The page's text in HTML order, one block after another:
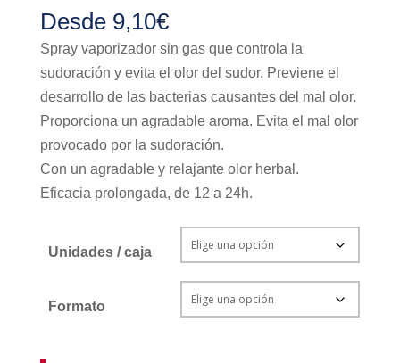
Desde 9,10€
Spray vaporizador sin gas que controla la
sudoración y evita el olor del sudor. Previene el
desarrollo de las bacterias causantes del mal olor.
Proporciona un agradable aroma. Evita el mal olor
provocado por la sudoración.
Con un agradable y relajante olor herbal.
Eficacia prolongada, de 12 a 24h.
Unidades / caja
Formato